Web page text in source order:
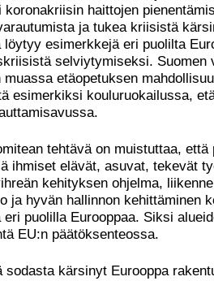
koronakriisin haittojen
ja tukea kriisistä
löytyy esimerkkejä eri puolilta
selviytymiseksi. Suomen
muassa etäopetuksen
esimerkiksi kouluruokailussa,
tehtävä on muistuttaa,
ihmiset elävät, asuvat, tekevät
kehityksen ohjelma,
ja hyvän hallinnon kehittäminen
eri puolilla Eurooppaa. Siksi
EU:n päätöksenteossa.
sodasta kärsinyt Eurooppa